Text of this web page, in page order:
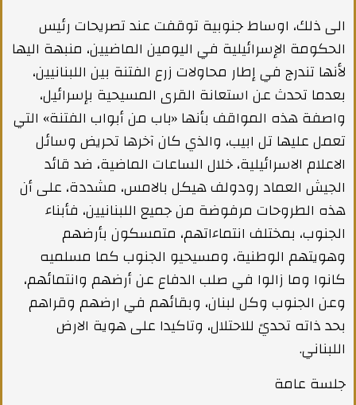
الى ذلك، اوساط جنوبية توقفت عند تصريحات رئيس
الحكومة الإسرائيلية في اليومين الماضيين، منبهة اليها
لأنها تندرج في إطار محاولات زرع الفتنة بين اللبنانيين،
بعدما تحدث عن استعانة القرى المسيحية بإسرائيل،
واصفة هذه المواقف بأنها «باب من أبواب الفتنة» التي
تعمل عليها تل ابيب، والذي كان آخرها تحريض وسائل
الاعلام الاسرائيلية، خلال الساعات الماضية، ضد قائد
الجيش العماد رودولف هيكل بالامس، مشددة، على أن
هذه الطروحات مرفوضة من جميع اللبنانيين، فأبناء
الجنوب، بمختلف انتماءاتهم، متمسكون بأرضهم
وهويتهم الوطنية، ومسيحيو الجنوب كما مسلميه
كانوا وما زالوا في صلب الدفاع عن أرضهم وانتمائهم،
وعن الجنوب وكل لبنان، وبقائهم في ارضهم وقراهم
بحد ذاته تحديً للاحتلال، وتاكيدا على هوية الارض
اللبناني.
جلسة عامة